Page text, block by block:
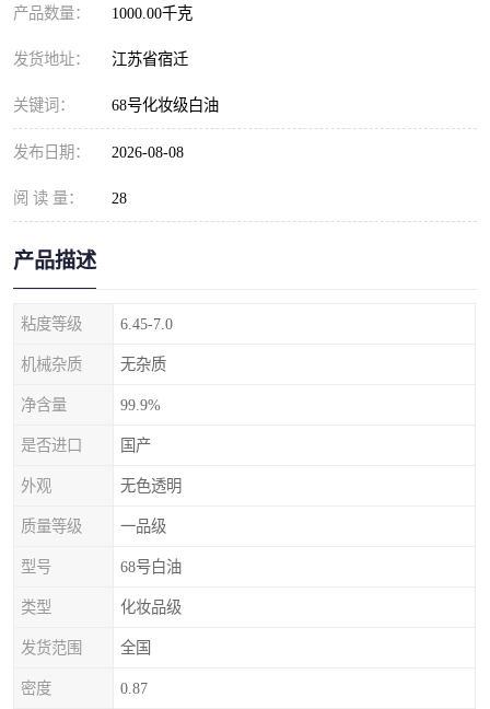
产品数量： 1000.00千克
发货地址： 江苏省宿迁
关键词： 68号化妆级白油
发布日期： 2026-08-08
阅 读 量： 28
产品描述
粘度等级 6.45-7.0
机械杂质 无杂质
净含量 99.9%
是否进口 国产
外观 无色透明
质量等级 一品级
型号 68号白油
类型 化妆品级
发货范围 全国
密度 0.87